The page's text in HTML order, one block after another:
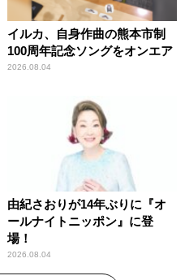
イルカ、自身作曲の熊本市制
100周年記念ソングをオンエア
2026.08.04
由紀さおりが14年ぶりに『オ
ールナイトニッポン』に登
場！
2026.08.04